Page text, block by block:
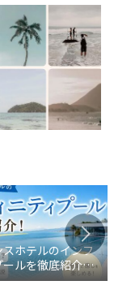
ホテルのインフ
ルを徹底紹介！
？水着事情も解